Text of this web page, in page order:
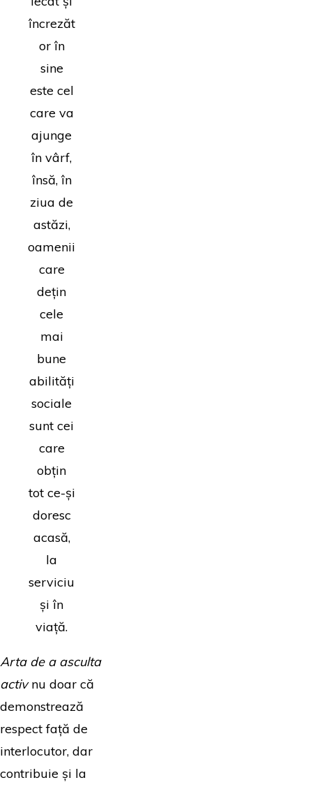
încrezăt
or în
sine
este cel
care va
ajunge
în vârf,
însă, în
ziua de
astăzi,
oamenii
care
dețin
cele
mai
bune
abilități
sociale
sunt cei
care
obțin
tot ce-și
doresc
acasă,
la
serviciu
și în
viață.
Arta de a asculta
activnu doar că
demonstrează
respect față de
interlocutor, dar
contribuie și la